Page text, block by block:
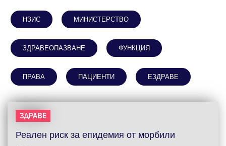
НЗИС МИНИСТЕРСТВО
ЗДРАВЕОПАЗВАНЕ ФУНКЦИЯ
ПРАВА ПАЦИЕНТИ ЕЗДРАВЕ
ЗДРАВЕ
Реален риск за епидемия от морбили